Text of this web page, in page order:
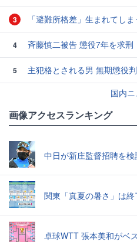
3 「避難所格差」生まれてしま
4 斉藤慎二被告 懲役7年を求刑
5
主犯格とされる男 無期懲役
国内
画像アクセスランキング
中日が新庄監督招聘を検
関東「真夏の暑さ」は終
卓球WTT 張本美和がベ